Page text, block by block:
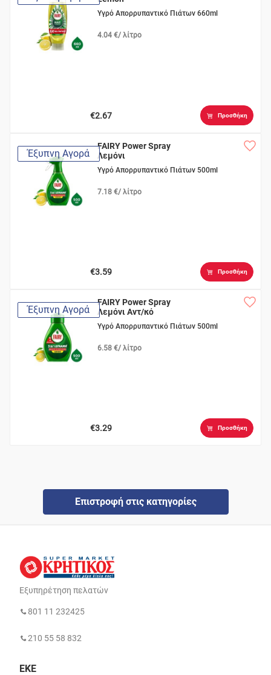
Υγρό Απορρυπαντικό Πιάτων 660ml
4.04 €/ λίτρο
€2.67 Προσθήκη
Έξυπνη Αγορά
FAIRY Power Spray
Λεμόνι
Υγρό Απορρυπαντικό Πιάτων 500ml
7.18 €/ λίτρο
€3.59 Προσθήκη
Έξυπνη Αγορά
FAIRY Power Spray
Λεμόνι Αντ/κό
Υγρό Απορρυπαντικό Πιάτων 500ml
6.58 €/ λίτρο
€3.29 Προσθήκη
Επιστροφή στις κατηγορίες
Εξυπηρέτηση πελατών
801 11 232425
210 55 58 832
ΕΚΕ